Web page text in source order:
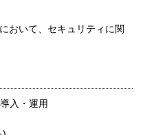
おいて、セキュリティに関
入・運用